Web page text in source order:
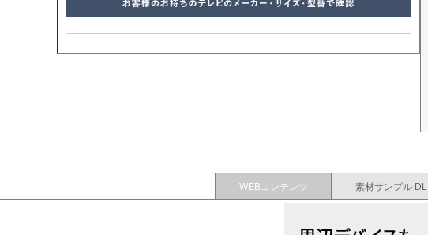
WEBコンテンツ 素材サンプル DL